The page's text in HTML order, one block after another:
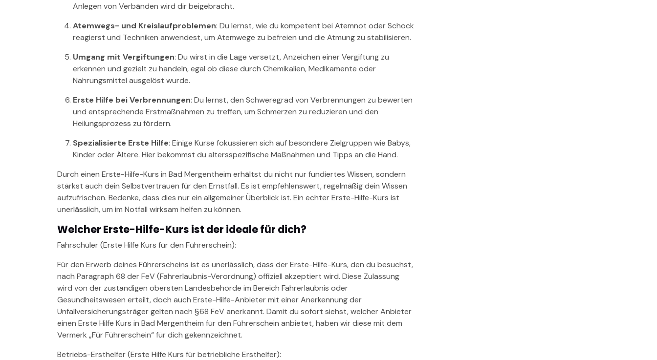
Anlegen von Verbänden wird dir beigebracht.
Atemwegs- und Kreislaufproblemen: Du lernst, wie du kompetent bei Atemnot oder Schock
reagierst und Techniken anwendest, um Atemwege zu befreien und die Atmung zu stabilisieren.
Umgang mit Vergiftungen: Du wirst in die Lage versetzt, Anzeichen einer Vergiftung zu
erkennen und gezielt zu handeln, egal ob diese durch Chemikalien, Medikamente oder
Nahrungsmittel ausgelöst wurde.
Erste Hilfe bei Verbrennungen: Du lernst, den Schweregrad von Verbrennungen zu bewerten
und entsprechende Erstmaßnahmen zu treffen, um Schmerzen zu reduzieren und den
Heilungsprozess zu fördern.
Spezialisierte Erste Hilfe: Einige Kurse fokussieren sich auf besondere Zielgruppen wie Babys,
Kinder oder Ältere. Hier bekommst du altersspezifische Maßnahmen und Tipps an die Hand.
Durch einen Erste-Hilfe-Kurs in Bad Mergentheim erhältst du nicht nur fundiertes Wissen, sondern
stärkst auch dein Selbstvertrauen für den Ernstfall. Es ist empfehlenswert, regelmäßig dein Wissen
aufzufrischen. Bedenke, dass dies nur ein allgemeiner Überblick ist. Ein echter Erste-Hilfe-Kurs ist
unerlässlich, um im Notfall wirksam helfen zu können.
Welcher Erste-Hilfe-Kurs ist der ideale für dich?
Fahrschüler (Erste Hilfe Kurs für den Führerschein):
Für den Erwerb deines Führerscheins ist es unerlässlich, dass der Erste-Hilfe-Kurs, den du besuchst,
nach Paragraph 68 der FeV (Fahrerlaubnis-Verordnung) offiziell akzeptiert wird. Diese Zulassung
wird von der zuständigen obersten Landesbehörde im Bereich Fahrerlaubnis oder
Gesundheitswesen erteilt, doch auch Erste-Hilfe-Anbieter mit einer Anerkennung der
Unfallversicherungsträger gelten nach §68 FeV anerkannt. Damit du sofort siehst, welcher Anbieter
einen Erste Hilfe Kurs in Bad Mergentheim für den Führerschein anbietet, haben wir diese mit dem
Vermerk „Für Führerschein“ für dich gekennzeichnet.
Betriebs-Ersthelfer (Erste Hilfe Kurs für betriebliche Ersthelfer):